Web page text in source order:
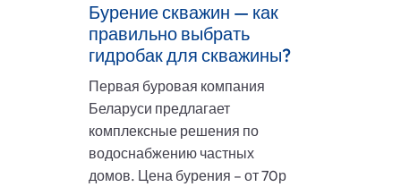
Бурение скважин — как
правильно выбрать
гидробак для скважины?
Первая буровая компания
Беларуси предлагает
комплексные решения по
водоснабжению частных
домов. Цена бурения – от 70р